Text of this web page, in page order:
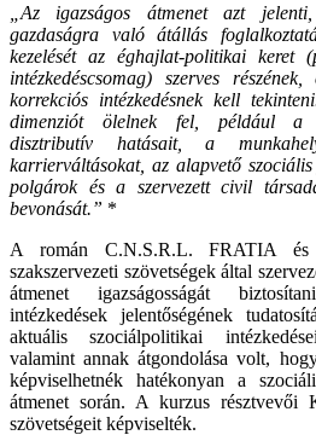
„Az igazságos átmenet azt
gazdaságra való átállás
kezelését az éghajlat-politikai
intézkedéscsomag) szerves
korrekciós intézkedésnek kell
dimenziót ölelnek fel, például a
disztributív hatásait, a
karrierváltásokat, az alapvető
polgárok és a szervezett civil
bevonását.” *
A román C.N.S.R.L. FRATIA
szakszervezeti szövetségek által
átmenet igazságosságát
intézkedések jelentőségének
aktuális szociálpolitikai
valamint annak átgondolása volt,
képviselhetnék hatékonyan a
átmenet során. A kurzus résztvevői
szövetségeit képviselték.